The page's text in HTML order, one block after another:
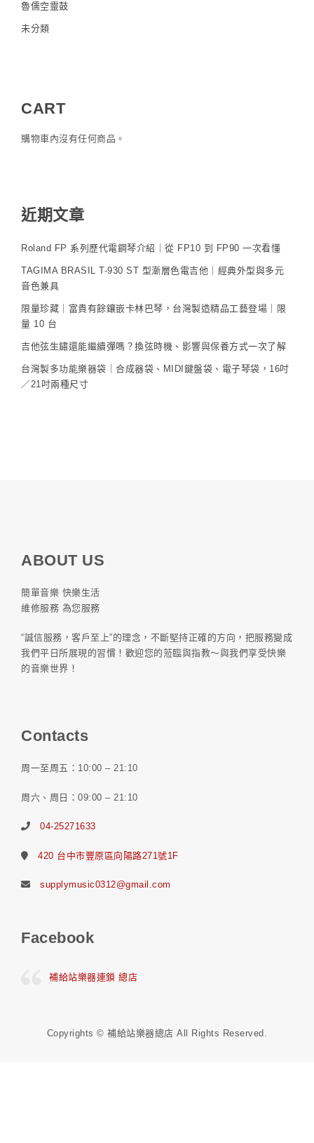
魯儒空靈鼓
未分類
CART
購物車內沒有任何商品。
近期文章
Roland FP 系列歷代電鋼琴介紹｜從 FP10 到 FP90 一次看懂
TAGIMA BRASIL T-930 ST 型漸層色電吉他｜經典外型與多元
音色兼具
限量珍藏｜富貴有餘鑲嵌卡林巴琴，台灣製造精品工藝登場｜限
量 10 台
吉他弦生鏽還能繼續彈嗎？換弦時機、影響與保養方式一次了解
台灣製多功能樂器袋｜合成器袋、MIDI鍵盤袋、電子琴袋，16吋
／21吋兩種尺寸
ABOUT US
簡單音樂 快樂生活
維修服務 為您服務
“誠信服務，客戶至上”的理念，不斷堅持正確的方向，把服務變成
我們平日所展現的習慣！歡迎您的蒞臨與指教～與我們享受快樂
的音樂世界！
Contacts
周一至周五：10:00 – 21:10
周六、周日：09:00 – 21:10
04-25271633
420 台中市豐原區向陽路271號1F
supplymusic0312@gmail.com
Facebook
補給站樂器連鎖 總店
Copyrights © 補給站樂器總店 All Rights Reserved.